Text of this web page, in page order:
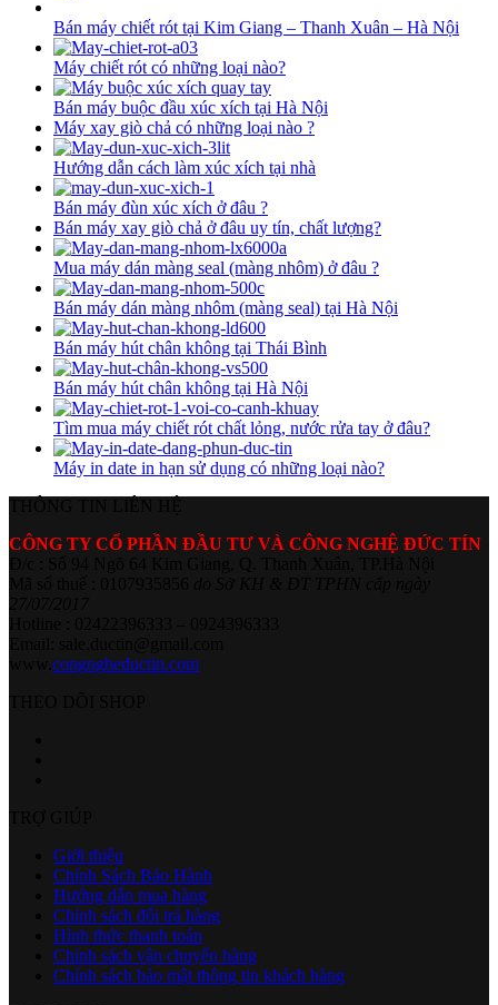
Bán máy chiết rót tại Kim Giang – Thanh Xuân – Hà Nội
Máy chiết rót có những loại nào?
Bán máy buộc đầu xúc xích tại Hà Nội
Máy xay giò chả có những loại nào ?
Hướng dẫn cách làm xúc xích tại nhà
Bán máy đùn xúc xích ở đâu ?
Bán máy xay giò chả ở đâu uy tín, chất lượng?
Mua máy dán màng seal (màng nhôm) ở đâu ?
Bán máy dán màng nhôm (màng seal) tại Hà Nội
Bán máy hút chân không tại Thái Bình
Bán máy hút chân không tại Hà Nội
Tìm mua máy chiết rót chất lỏng, nước rửa tay ở đâu?
Máy in date in hạn sử dụng có những loại nào?
CÔNG TY CỔ PHẦN ĐẦU TƯ VÀ CÔNG NGHỆ ĐỨC TÍN
congngheductin.com
Giới thiệu
Chính Sách Bảo Hành
Hướng dẫn mua hàng
Chính sách đổi trả hàng
Hình thức thanh toán
Chính sách vận chuyển hàng
Chính sách bảo mật thông tin khách hàng